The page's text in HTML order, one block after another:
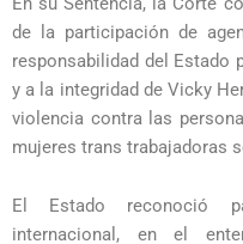
de la participación de
responsabilidad del Estado
y a la integridad de Vicky
violencia contra las
mujeres trans trabajadoras
El Estado reconoció
internacional, en el